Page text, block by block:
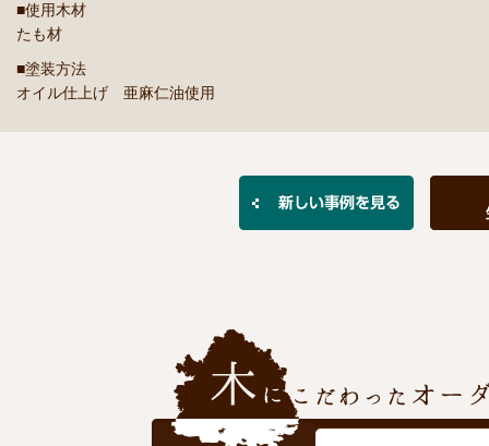
■使用木材
たも材
■塗装方法
オイル仕上げ 亜麻仁油使用